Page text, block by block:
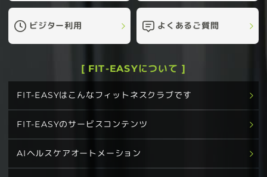
ビジター利用 よくあるご質問
[ FIT-EASYについて ]
FIT-EASYはこんなフィットネスクラブです
FIT-EASYのサービスコンテンツ
AIヘルスケアオートメーション